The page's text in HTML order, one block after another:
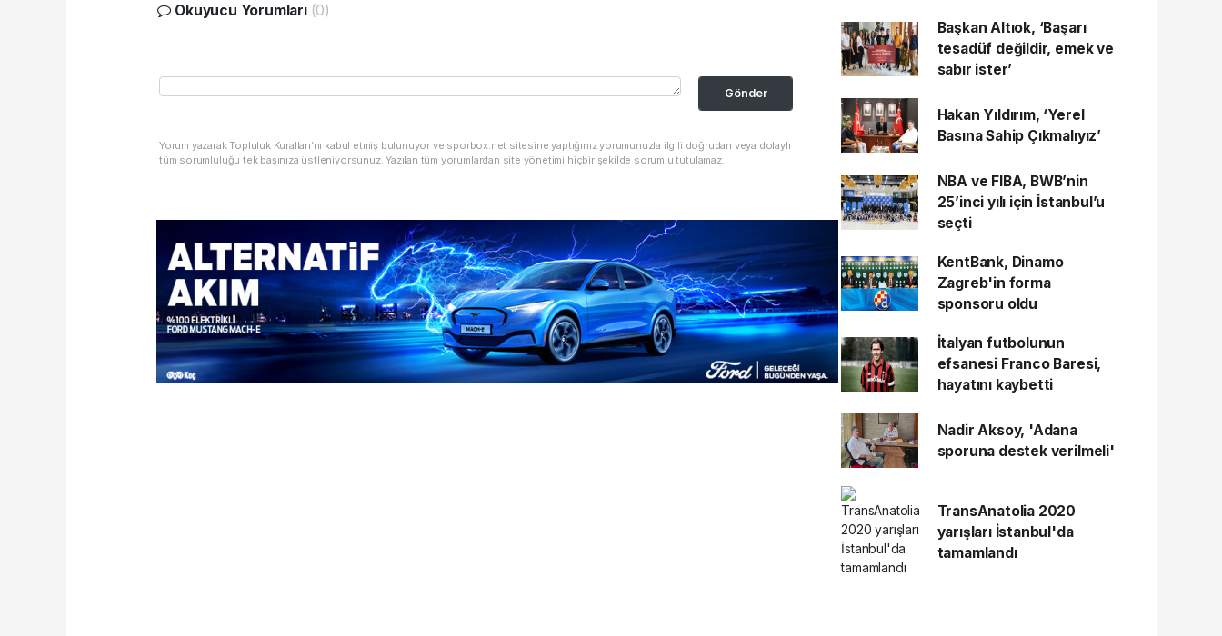
Okuyucu Yorumları (0)
Gönder
Yorum yazarak Topluluk Kuralları’nı kabul etmiş bulunuyor ve sporbox.net sitesine yaptığınız yorumunuzla ilgili doğrudan veya dolaylı
tüm sorumluluğu tek başınıza üstleniyorsunuz. Yazılan tüm yorumlardan site yönetimi hiçbir şekilde sorumlu tutulamaz.
Başkan Altıok, ‘Başarı
tesadüf değildir, emek ve
sabır ister’
Hakan Yıldırım, ‘Yerel
Basına Sahip Çıkmalıyız’
NBA ve FIBA, BWB’nin
25’inci yılı için İstanbul’u
seçti
KentBank, Dinamo
Zagreb'in forma
sponsoru oldu
İtalyan futbolunun
efsanesi Franco Baresi,
hayatını kaybetti
Nadir Aksoy, 'Adana
sporuna destek verilmeli'
TransAnatolia 2020
yarışları İstanbul'da
tamamlandı